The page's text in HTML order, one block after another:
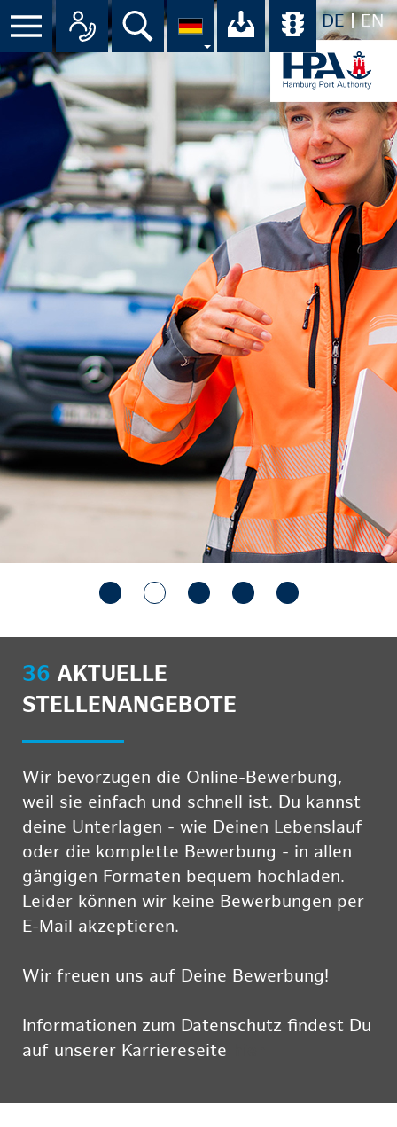
DE EN
Suche Ihr Download-
36 AKTUELLE
STELLENANGEBOTE
Wir bevorzugen die Online-Bewerbung,
weil sie einfach und schnell ist. Du kannst
deine Unterlagen - wie Deinen Lebenslauf
oder die komplette Bewerbung - in allen
gängigen Formaten bequem hochladen.
Leider können wir keine Bewerbungen per
E-Mail akzeptieren.
Wir freuen uns auf Deine Bewerbung!
Informationen zum Datenschutz findest Du
auf unserer Karriereseite